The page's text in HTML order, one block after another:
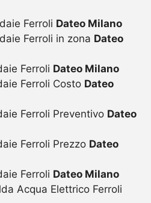
Ferroli Dateo Milano
Ferroli in zona Dateo
Ferroli Dateo Milano
Ferroli Costo Dateo
Ferroli Preventivo Dateo
Ferroli Prezzo Dateo
Ferroli Dateo Milano
Acqua Elettrico Ferroli